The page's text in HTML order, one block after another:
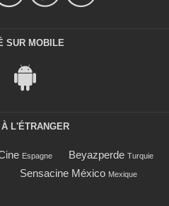
SUR MOBILE
L'ÉTRANGER
Espagne Beyazperde Turquie
Sensacine México Mexique